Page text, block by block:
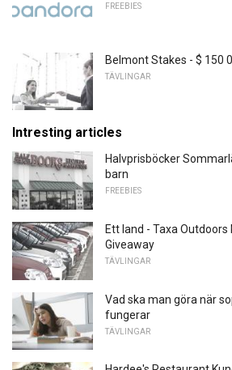
FREEBIES
Belmont Stakes - $ 150
TÄVLINGAR
Intresting articles
Halvprisböcker
barn
FREEBIES
Ett land - Taxa
Giveaway
TÄVLINGAR
Vad ska man göra när
fungerar
TÄVLINGAR